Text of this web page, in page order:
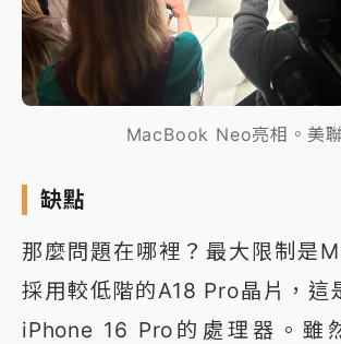
MacBook Neo亮相。美
缺點
那麼問題在哪裡？最大限制是
採用較低階的A18 Pro晶片，這
iPhone 16 Pro的處理器。雖